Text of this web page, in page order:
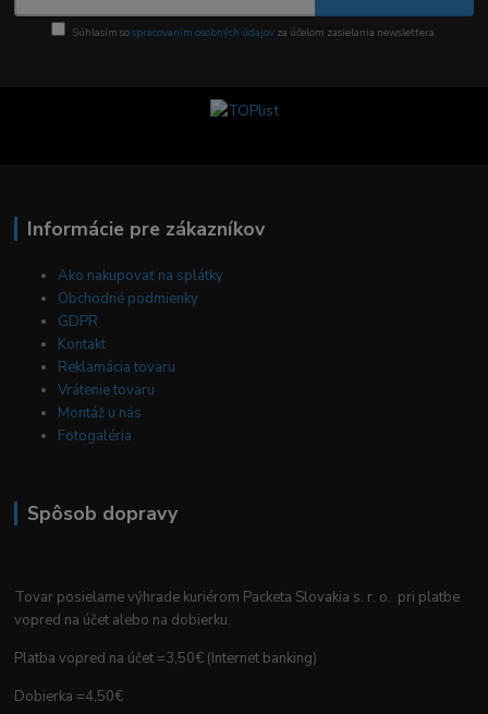
Súhlasím sospracovaním osobných údajov za účelom zasielania newslettera.
Informácie pre zákazníkov
Ako nakupovať na splátky
Obchodné podmienky
GDPR
Kontakt
Reklamácia tovaru
Vrátenie tovaru
Montáž u nás
Fotogaléria
Spôsob dopravy
Tovar posielame výhrade kuriérom Packeta Slovakia s. r. o. pri platbe
vopred na účet alebo na dobierku.
Platba vopred na účet =3,50€ (Internet banking)
Dobierka =4,50€